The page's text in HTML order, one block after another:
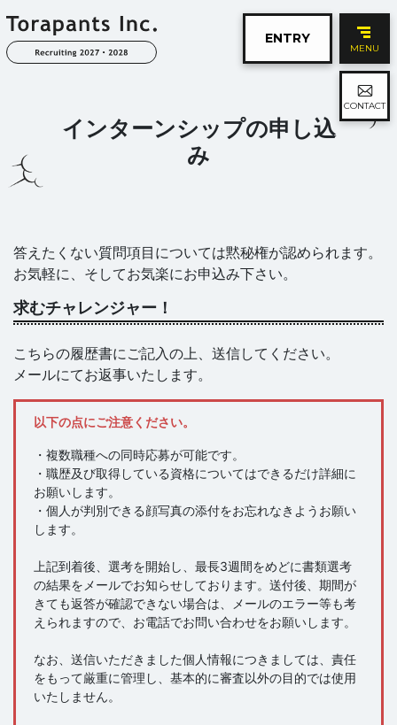
ENTRY
MENU
CONTACT
インターンシップの申し込
み
答えたくない質問項目については黙秘権が認められます。
お気軽に、そしてお気楽にお申込み下さい。
求むチャレンジャー！
こちらの履歴書にご記入の上、送信してください。
メールにてお返事いたします。
以下の点にご注意ください。
・複数職種への同時応募が可能です。
・職歴及び取得している資格についてはできるだけ詳細に
お願いします。
・個人が判別できる顔写真の添付をお忘れなきようお願い
します。
上記到着後、選考を開始し、最長3週間をめどに書類選考
の結果をメールでお知らせしております。送付後、期間が
きても返答が確認できない場合は、メールのエラー等も考
えられますので、お電話でお問い合わせをお願いします。
なお、送信いただきました個人情報につきましては、責任
をもって厳重に管理し、基本的に審査以外の目的では使用
いたしません。